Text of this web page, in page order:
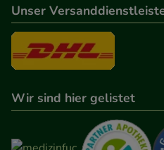
Unser
Wir sind hier gelistet